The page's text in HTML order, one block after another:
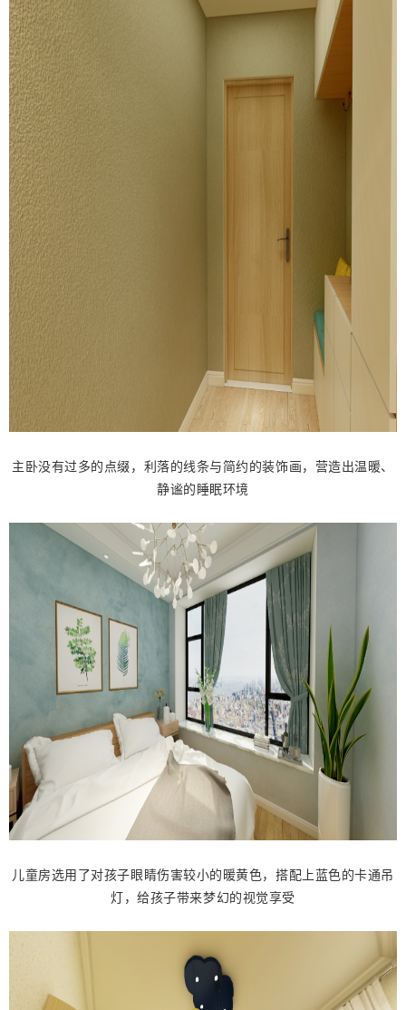
主卧没有过多的点缀，利落的线条与简约的装饰画，营造出温暖、
静谧的睡眠环境
儿童房选用了对孩子眼睛伤害较小的暖黄色，搭配上蓝色的卡通吊
灯，给孩子带来梦幻的视觉享受